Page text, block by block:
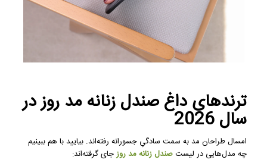
ترندهای داغ صندل زنانه مد روز در
سال 2026
امسال طراحان مد به سمت سادگیِ جسورانه رفته‌اند. بیایید با هم ببینیم
چه مدل‌هایی در لیستصندل زنانه مد روزجای گرفته‌اند: